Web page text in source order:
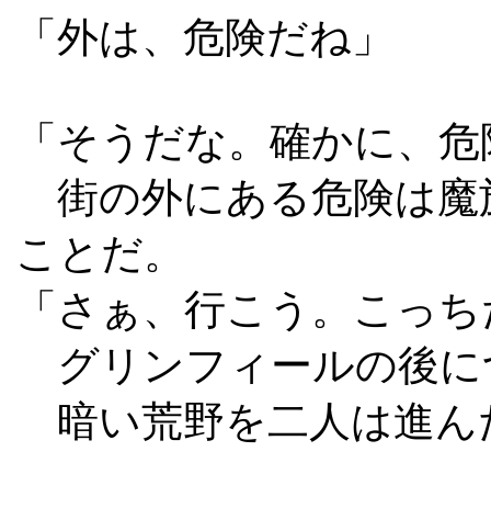
「外は、危険だね」
「そうだな。確かに、
街の外にある危険は魔
ことだ。
「さぁ、行こう。こっ
グリンフィールの後に
暗い荒野を二人は進ん